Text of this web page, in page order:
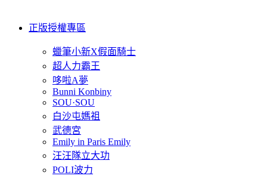
正版授權專區
蠟筆小新X假面騎士
超人力霸王
哆啦A夢
Bunni Konbiny
SOU·SOU
白沙屯媽祖
武德宮
Emily in Paris Emily
汪汪隊立大功
POLI波力